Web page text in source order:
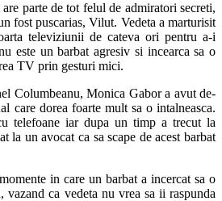
parte de tot felul de admiratori secreti,
fost puscarias, Vilut. Vedeta a marturisit
televiziunii de cateva ori pentru a-i
este un barbat agresiv si incearca sa o
TV prin gesturi mici.
Columbeanu, Monica Gabor a avut de-
care dorea foarte mult sa o intalneasca.
telefoane iar dupa un timp a trecut la
la un avocat ca sa scape de acest barbat
in care un barbat a incercat sa o
vazand ca vedeta nu vrea sa ii raspunda